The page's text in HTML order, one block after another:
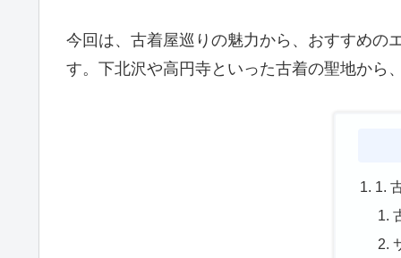
今回は、古着屋巡りの魅力から、おすすめの
す。下北沢や高円寺といった古着の聖地から
1.